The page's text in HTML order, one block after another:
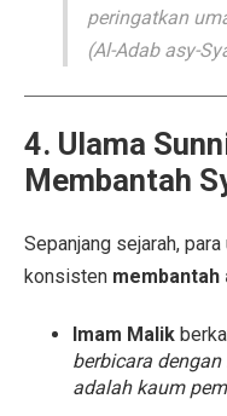
peringatkan
(Al-Adab asy-
4. Ulama
Membantah
Sepanjang sejarah,
konsisten membantah
Imam Malik
berbicara
adalah kaum